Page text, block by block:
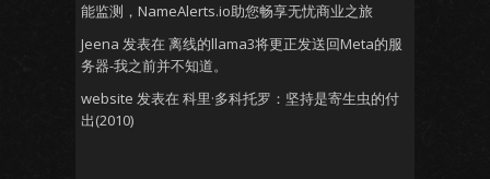
能监测，NameAlerts.io助您畅享无忧商业之旅
Jeena 发表在 离线的llama3将更正发送回Meta的服
务器-我之前并不知道。
website 发表在 科里·多科托罗：坚持是寄生虫的付
出(2010)